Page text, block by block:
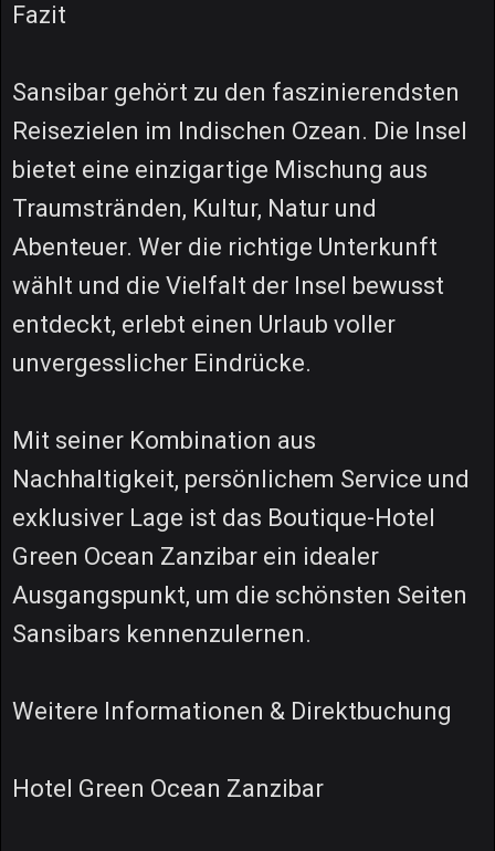
Fazit
Sansibar gehört zu den faszinierendsten
Reisezielen im Indischen Ozean. Die Insel
bietet eine einzigartige Mischung aus
Traumstränden, Kultur, Natur und
Abenteuer. Wer die richtige Unterkunft
wählt und die Vielfalt der Insel bewusst
entdeckt, erlebt einen Urlaub voller
unvergesslicher Eindrücke.
Mit seiner Kombination aus
Nachhaltigkeit, persönlichem Service und
exklusiver Lage ist das Boutique-Hotel
Green Ocean Zanzibar ein idealer
Ausgangspunkt, um die schönsten Seiten
Sansibars kennenzulernen.
Weitere Informationen & Direktbuchung
Hotel Green Ocean Zanzibar